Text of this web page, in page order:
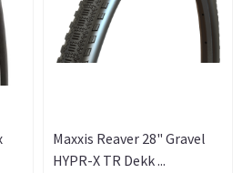
Maxxis Reaver 28" Gravel
HYPR-X TR Dekk ...